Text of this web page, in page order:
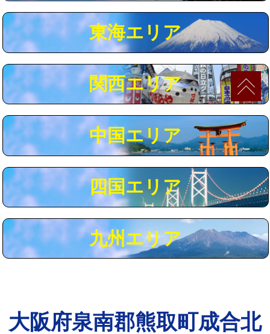
マス交換（深さ50㎝以上） 66,000円
コンクリート斫り（厚さ10㎝まで） 27,500円
コンクリート斫り（厚さ10㎝超え） 38,500円
モルタル補修（厚さ10㎝まで） 27,500円
追加人工 16,500円
※給水管工事は20mmまでの価格です。
東海エリア
関西エリア
中国エリア
四国エリア
九州エリア
大阪府泉南郡熊取町成合北